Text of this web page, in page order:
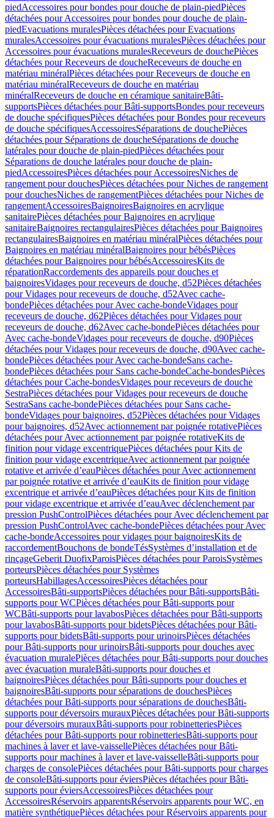
piedAccessoires pour bondes pour douche de plain-piedPièces
détachées pour Accessoires pour bondes pour douche de plain-
piedEvacuations muralesPièces détachées pour Evacuations
muralesAccessoires pour évacuations muralesPièces détachées pour
Accessoires pour évacuations muralesReceveurs de douchePièces
détachées pour Receveurs de doucheReceveurs de douche en
matériau minéralPièces détachées pour Receveurs de douche en
matériau minéralReceveurs de douche en matériau
minéralReceveurs de douche en céramique sanitaireBâti-
supportsPièces détachées pour Bâti-supportsBondes pour receveurs
de douche spécifiquesPièces détachées pour Bondes pour receveurs
de douche spécifiquesAccessoiresSéparations de douchePièces
détachées pour Séparations de doucheSéparations de douche
latérales pour douche de plain-piedPièces détachées pour
Séparations de douche latérales pour douche de plain-
piedAccessoiresPièces détachées pour AccessoiresNiches de
rangement pour douchesPièces détachées pour Niches de rangement
pour douchesNiches de rangementPièces détachées pour Niches de
rangementAccessoiresBaignoiresBaignoires en acrylique
sanitairePièces détachées pour Baignoires en acrylique
sanitaireBaignoires rectangulairesPièces détachées pour Baignoires
rectangulairesBaignoires en matériau minéralPièces détachées pour
Baignoires en matériau minéralBaignoires pour bébésPièces
détachées pour Baignoires pour bébésAccessoiresKits de
réparationRaccordements des appareils pour douches et
baignoiresVidages pour receveurs de douche, d52Pièces détachées
pour Vidages pour receveurs de douche, d52Avec cache-
bondePièces détachées pour Avec cache-bondeVidages pour
receveurs de douche, d62Pièces détachées pour Vidages pour
receveurs de douche, d62Avec cache-bondePièces détachées pour
Avec cache-bondeVidages pour receveurs de douche, d90Pièces
détachées pour Vidages pour receveurs de douche, d90Avec cache-
bondePièces détachées pour Avec cache-bondeSans cache-
bondePièces détachées pour Sans cache-bondeCache-bondesPièces
détachées pour Cache-bondesVidages pour receveurs de douche
SestraPièces détachées pour Vidages pour receveurs de douche
SestraSans cache-bondePièces détachées pour Sans cache-
bondeVidages pour baignoires, d52Pièces détachées pour Vidages
pour baignoires, d52Avec actionnement par poignée rotativePièces
détachées pour Avec actionnement par poignée rotativeKits de
finition pour vidage excentriquePièces détachées pour Kits de
finition pour vidage excentriqueAvec actionnement par poignée
rotative et arrivée d’eauPièces détachées pour Avec actionnement
par poignée rotative et arrivée d’eauKits de finition pour vidage
excentrique et arrivée d’eauPièces détachées pour Kits de finition
pour vidage excentrique et arrivée d’eauAvec déclenchement par
pression PushControlPièces détachées pour Avec déclenchement par
pression PushControlAvec cache-bondePièces détachées pour Avec
cache-bondeAccessoires pour vidages pour baignoiresKits de
raccordementBouchons de bondeTésSystèmes d’installation et de
rinçageGeberit DuofixParoisPièces détachées pour ParoisSystèmes
porteursPièces détachées pour Systèmes
porteursHabillagesAccessoiresPièces détachées pour
AccessoiresBâti-supportsPièces détachées pour Bâti-supportsBâti-
supports pour WCPièces détachées pour Bâti-supports pour
WCBâti-supports pour lavabosPièces détachées pour Bâti-supports
pour lavabosBâti-supports pour bidetsPièces détachées pour Bâti-
supports pour bidetsBâti-supports pour urinoirsPièces détachées
pour Bâti-supports pour urinoirsBâti-supports pour douches avec
évacuation muralePièces détachées pour Bâti-supports pour douches
avec évacuation muraleBâti-supports pour douches et
baignoiresPièces détachées pour Bâti-supports pour douches et
baignoiresBâti-supports pour séparations de douchesPièces
détachées pour Bâti-supports pour séparations de douchesBâti-
supports pour déversoirs murauxPièces détachées pour Bâti-supports
pour déversoirs murauxBâti-supports pour robinetteriesPièces
détachées pour Bâti-supports pour robinetteriesBâti-supports pour
machines à laver et lave-vaissellePièces détachées pour Bâti-
supports pour machines à laver et lave-vaisselleBâti-supports pour
charges de consolePièces détachées pour Bâti-supports pour charges
de consoleBâti-supports pour éviersPièces détachées pour Bâti-
supports pour éviersAccessoiresPièces détachées pour
AccessoiresRéservoirs apparentsRéservoirs apparents pour WC, en
matière synthétiquePièces détachées pour Réservoirs apparents pour